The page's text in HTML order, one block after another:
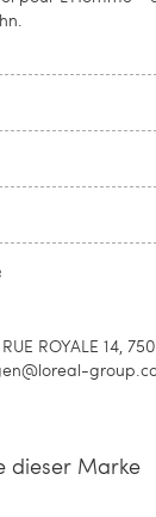
ROYALE 14,
dieser Marke